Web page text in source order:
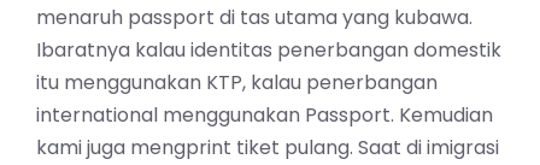
menaruh passport di tas utama yang kubawa.
Ibaratnya kalau identitas penerbangan domestik
itu menggunakan KTP, kalau penerbangan
international menggunakan Passport. Kemudian
kami juga mengprint tiket pulang. Saat di imigrasi